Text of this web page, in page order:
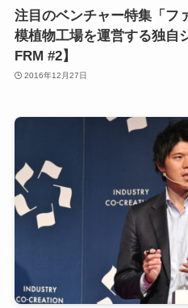
注目のベンチャー特集「フ
模植物工場を運営する独自
FRM #2】
2016年12月27日